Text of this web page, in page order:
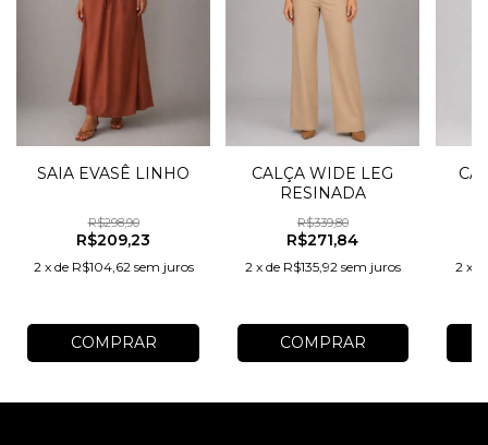
SAIA EVASÊ LINHO
R$298,90
R$209,23
2 x de R$104,62 sem juros
COMPRAR
CALÇA WIDE LEG
RESINADA
R$339,80
R$271,84
2 x de R$135,92 sem juros
COMPRAR
2 x